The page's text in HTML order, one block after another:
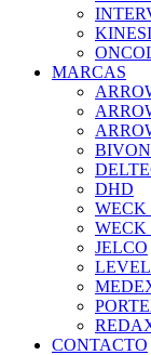
MARCAS
DHD
WECK
WECK
JELCO
LEVEL
CONTACTO